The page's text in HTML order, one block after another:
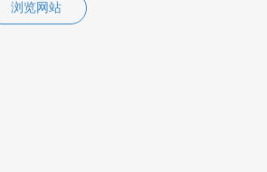
浏览网站